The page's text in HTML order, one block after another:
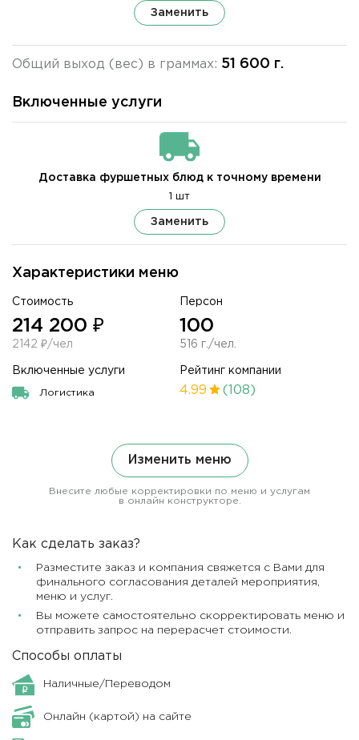
Характеристики меню
Стоимость
214 200 ₽
2142 ₽/чел
Персон
100
516 г./чел.
Включенные услуги
Логистика
Рейтинг компании
4.99 (108)
Заменить
Общий выход (вес) в граммах: 51 600 г.
Изменить меню
Внесите любые корректировки по меню и услугам
в онлайн конструкторе.
Включенные услуги
Доставка фуршетных блюд к точному времени
1 шт
Заменить
Как сделать заказ?
Разместите заказ и компания свяжется с Вами для
финального согласования деталей мероприятия,
меню и услуг.
Вы можете самостоятельно скорректировать меню и
отправить запрос на перерасчет стоимости.
Способы оплаты
Наличные/Переводом
Онлайн (картой) на сайте